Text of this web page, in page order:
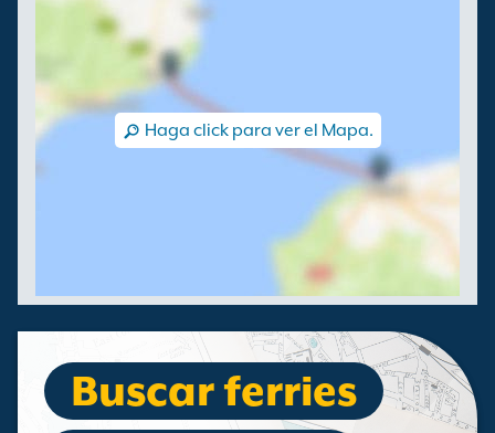
Haga click para ver el Mapa.
Buscar ferries